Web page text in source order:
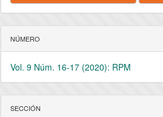
NÚMERO
Vol. 9 Núm. 16-17 (2020): RPM
SECCIÓN